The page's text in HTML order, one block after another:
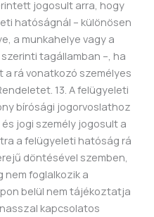
jogosult arra, hogy
hatóságnál – különösen
a munkahelye vagy a
tagállamban –, ha
rá vonatkozó személyes
13. A felügyeleti
bírósági jogorvoslathoz
jogi személy jogosult a
a felügyeleti hatóság rá
döntésével szemben,
foglalkozik a
belül nem tájékoztatja
kapcsolatos